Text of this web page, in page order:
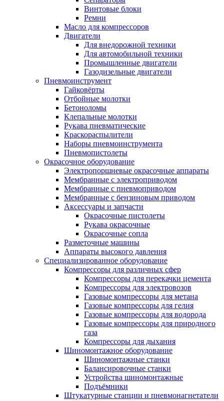
Винтовые блоки
Ремни
Масло для компрессоров
Двигатели
Для внедорожной техники
Для автомобильной техники
Промышленные двигатели
Газодизельные двигатели
Пневмоинструмент
Гайковёрты
Отбойные молотки
Бетоноломы
Клепальные молотки
Рукава пневматические
Краскораспылители
Наборы пневмоинструмента
Пневмопистолеты
Окрасочное оборудование
Электропоршневые окрасочные аппараты
Мембранные с электроприводом
Мембранные с пневмоприводом
Мембранные с бензиновым приводом
Аксессуары и запчасти
Окрасочные пистолеты
Рукава окрасочные
Окрасочные сопла
Разметочные машины
Аппараты высокого давления
Специализированное оборудование
Компрессоры для различных сфер
Компрессоры для перекачки цемента
Компрессоры для электровозов
Газовые компрессоры для метана
Газовые компрессоры для гелия
Газовые компрессоры для водорода
Газовые компрессоры для природного
газа
Компрессоры для дыхания
Шиномонтажное оборудование
Шиномонтажные станки
Балансировочные станки
Устройства шиномонтажные
Подъёмники
Штукатурные станции и пневмонагнетатели